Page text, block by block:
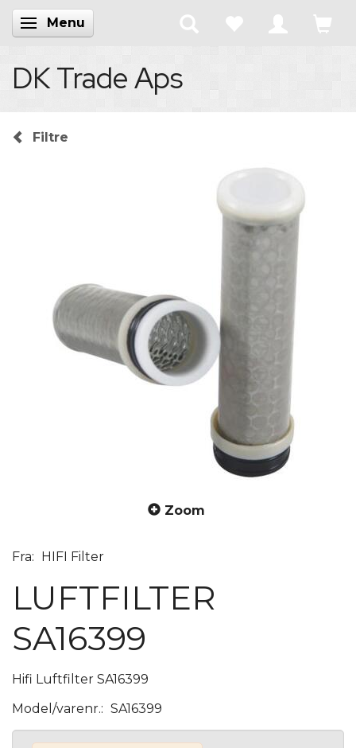
Skifte navigation
Menu
DK Trade Aps
Filtre
Zoom
Fra: HIFI Filter
LUFTFILTER
SA16399
Hifi Luftfilter SA16399
Model/varenr.: SA16399